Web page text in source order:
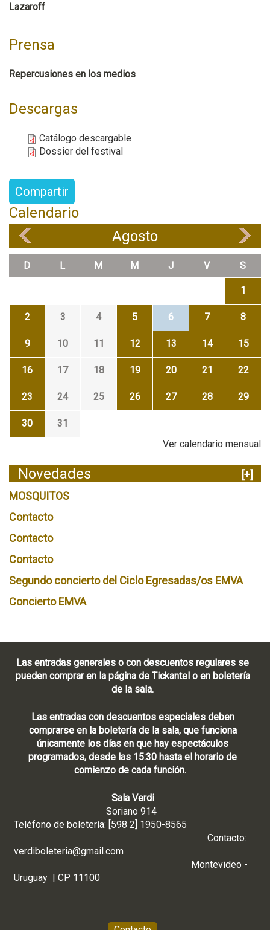
Lazaroff
Prensa
Repercusiones en los medios
Descargas
Catálogo descargable
Dossier del festival
Compartir
Calendario
Agosto
D L M M J V S
1
2 3 4 5 6 7 8
9 10 11 12 13 14 15
16 17 18 19 20 21 22
23 24 25 26 27 28 29
30
31
Ver calendario mensual
Novedades
[+]
MOSQUITOS
Contacto
Contacto
Contacto
Segundo concierto del Ciclo Egresadas/os EMVA
Concierto EMVA
Las entradas generales o con descuentos regulares se
pueden comprar en la página de Tickantel o en boletería
de la sala.
Las entradas con descuentos especiales deben
comprarse en la boletería de la sala, que funciona
únicamente los días en que hay espectáculos
programados, desde las 15:30 hasta el horario de
comienzo de cada función.
Sala Verdi
Soriano 914
Teléfono de boletería: [598 2] 1950-8565
Contacto:
verdiboleteria@gmail.com
Montevideo -
Uruguay | CP 11100